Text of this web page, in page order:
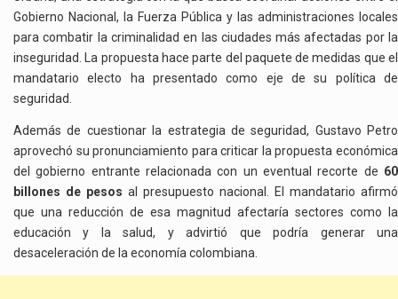
Gobierno Nacional, la Fuerza Pública y las administraciones locales
para combatir la criminalidad en las ciudades más afectadas por la
inseguridad. La propuesta hace parte del paquete de medidas que el
mandatario electo ha presentado como eje de su política de
seguridad.
Además de cuestionar la estrategia de seguridad, Gustavo Petro
aprovechó su pronunciamiento para criticar la propuesta económica
del gobierno entrante relacionada con un eventual recorte de 60
billones de pesos al presupuesto nacional. El mandatario afirmó
que una reducción de esa magnitud afectaría sectores como la
educación y la salud, y advirtió que podría generar una
desaceleración de la economía colombiana.